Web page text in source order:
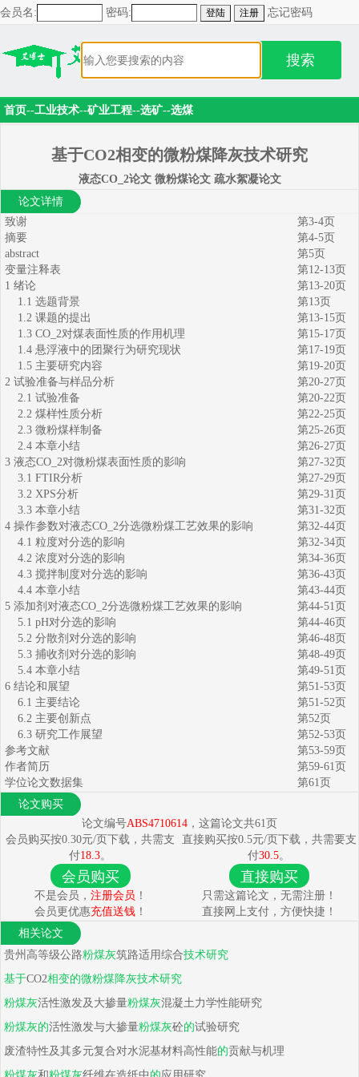
会员名: 密码: 忘记密码
搜索
首页--工业技术--矿业工程--选矿--选煤
基于CO2相变的微粉煤降灰技术研究
液态CO_2论文 微粉煤论文 疏水絮凝论文
论文详情
致谢
第3-4页
摘要
第4-5页
abstract
第5页
变量注释表
第12-13页
1 绪论
第13-20页
1.1 选题背景
第13页
1.2 课题的提出
第13-15页
1.3 CO_2对煤表面性质的作用机理
第15-17页
1.4 悬浮液中的团聚行为研究现状
第17-19页
1.5 主要研究内容
第19-20页
2 试验准备与样品分析
第20-27页
2.1 试验准备
第20-22页
2.2 煤样性质分析
第22-25页
2.3 微粉煤样制备
第25-26页
2.4 本章小结
第26-27页
3 液态CO_2对微粉煤表面性质的影响
第27-32页
3.1 FTIR分析
第27-29页
3.2 XPS分析
第29-31页
3.3 本章小结
第31-32页
4 操作参数对液态CO_2分选微粉煤工艺效果的影响
第32-44页
4.1 粒度对分选的影响
第32-34页
4.2 浓度对分选的影响
第34-36页
4.3 搅拌制度对分选的影响
第36-43页
4.4 本章小结
第43-44页
5 添加剂对液态CO_2分选微粉煤工艺效果的影响
第44-51页
5.1 pH对分选的影响
第44-46页
5.2 分散剂对分选的影响
第46-48页
5.3 捕收剂对分选的影响
第48-49页
5.4 本章小结
第49-51页
6 结论和展望
第51-53页
6.1 主要结论
第51-52页
6.2 主要创新点
第52页
6.3 研究工作展望
第52-53页
参考文献
第53-59页
作者简历
第59-61页
学位论文数据集
第61页
论文购买
论文编号ABS4710614 ，这篇论文共61页
会员购买按0.30元/页下载，共需支
付18.3。
会员购买
不是会员， 注册会员 ！
会员更优惠充值送钱！
直接购买按0.5元/页下载，共需要支
付30.5。
直接购买
只需这篇论文，无需注册！
直接网上支付，方便快捷！
相关论文
贵州高等级公路粉煤灰筑路适用综合技术研究
基于CO2相变的微粉煤降灰技术研究
粉煤灰活性激发及大掺量粉煤灰混凝土力学性能研究
粉煤灰的活性激发与大掺量粉煤灰砼的试验研究
废渣特性及其多元复合对水泥基材料高性能的贡献与机理